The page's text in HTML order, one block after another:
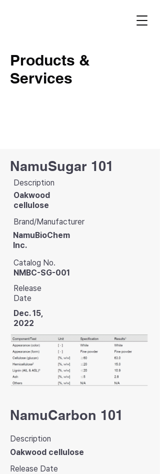
Products &
Services
NamuSugar 101
Description
Oakwood
cellulose
Brand/Manufacturer
NamuBioChem
lnc.
Catalog No.
NMBC-SG-001
Release
Date
Dec. 15,
2022
NamuCarbon 101
Description
Oakwood cellulose
Release Date